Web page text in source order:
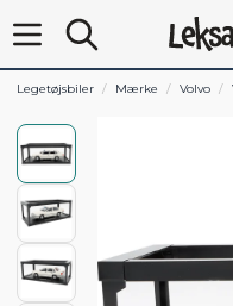
Legetøjsbiler Mærke Volvo